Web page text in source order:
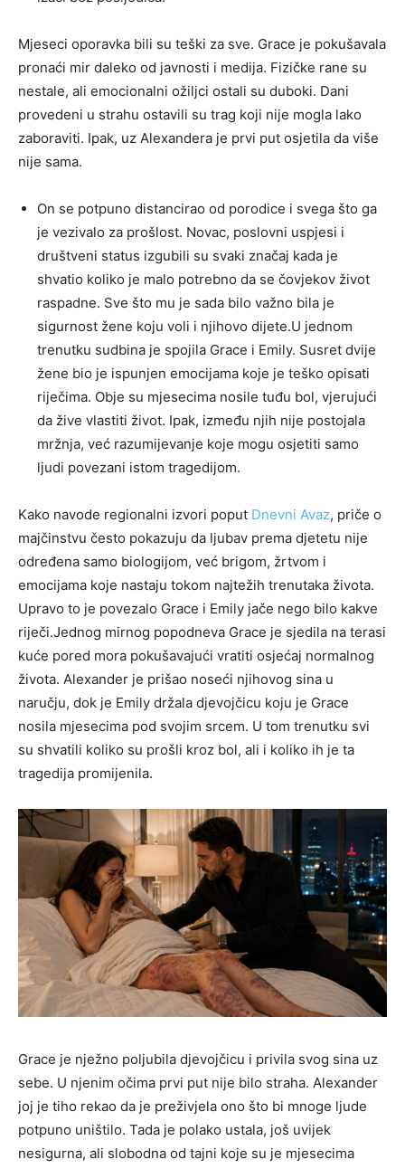
Mjeseci oporavka bili su teški za sve. Grace je pokušavala
pronaći mir daleko od javnosti i medija. Fizičke rane su
nestale, ali emocionalni ožiljci ostali su duboki. Dani
provedeni u strahu ostavili su trag koji nije mogla lako
zaboraviti. Ipak, uz Alexandera je prvi put osjetila da više
nije sama.
On se potpuno distancirao od porodice i svega što ga
je vezivalo za prošlost. Novac, poslovni uspjesi i
društveni status izgubili su svaki značaj kada je
shvatio koliko je malo potrebno da se čovjekov život
raspadne. Sve što mu je sada bilo važno bila je
sigurnost žene koju voli i njihovo dijete.U jednom
trenutku sudbina je spojila Grace i Emily. Susret dvije
žene bio je ispunjen emocijama koje je teško opisati
riječima. Obje su mjesecima nosile tuđu bol, vjerujući
da žive vlastiti život. Ipak, između njih nije postojala
mržnja, već razumijevanje koje mogu osjetiti samo
ljudi povezani istom tragedijom.
Kako navode regionalni izvori poput Dnevni Avaz, priče o
majčinstvu često pokazuju da ljubav prema djetetu nije
određena samo biologijom, već brigom, žrtvom i
emocijama koje nastaju tokom najtežih trenutaka života.
Upravo to je povezalo Grace i Emily jače nego bilo kakve
riječi.Jednog mirnog popodneva Grace je sjedila na terasi
kuće pored mora pokušavajući vratiti osjećaj normalnog
života. Alexander je prišao noseći njihovog sina u
naručju, dok je Emily držala djevojčicu koju je Grace
nosila mjesecima pod svojim srcem. U tom trenutku svi
su shvatili koliko su prošli kroz bol, ali i koliko ih je ta
tragedija promijenila.
Grace je nježno poljubila djevojčicu i privila svog sina uz
sebe. U njenim očima prvi put nije bilo straha. Alexander
joj je tiho rekao da je preživjela ono što bi mnoge ljude
potpuno uništilo. Tada je polako ustala, još uvijek
nesigurna, ali slobodna od tajni koje su je mjesecima